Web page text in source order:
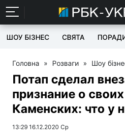
ШОУ БІЗНЕС СВЯТА
Головна » Розваги » Шоу
Потап сделал
признание о
Каменских: что у
13:29 16.12.2020 Ср